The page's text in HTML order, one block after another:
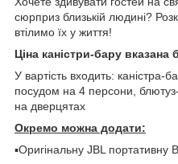
сюрприз близькій людині?
втілимо їх у життя!
Ціна каністри-бару вказана
У вартість входить: каністра-
посудом на 4 персони,
на дверцятах
Окремо можна додати:
▪️Оригінальну JBL портативну